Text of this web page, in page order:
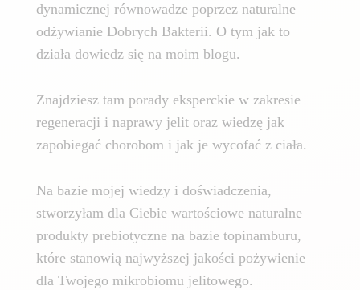
dynamicznej równowadze poprzez naturalne
odżywianie Dobrych Bakterii. O tym jak to
działa dowiedz się na moim blogu.
Znajdziesz tam porady eksperckie w zakresie
regeneracji i naprawy jelit oraz wiedzę jak
zapobiegać chorobom i jak je wycofać z ciała.
Na bazie mojej wiedzy i doświadczenia,
stworzyłam dla Ciebie wartościowe naturalne
produkty prebiotyczne na bazie topinamburu,
które stanowią najwyższej jakości pożywienie
dla Twojego mikrobiomu jelitowego.